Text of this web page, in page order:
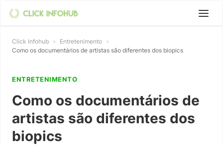
Click Infohub » Entretenimento »
Como os documentários de artistas são diferentes dos biopics
ENTRETENIMENTO
Como os documentários de
artistas são diferentes dos
biopics